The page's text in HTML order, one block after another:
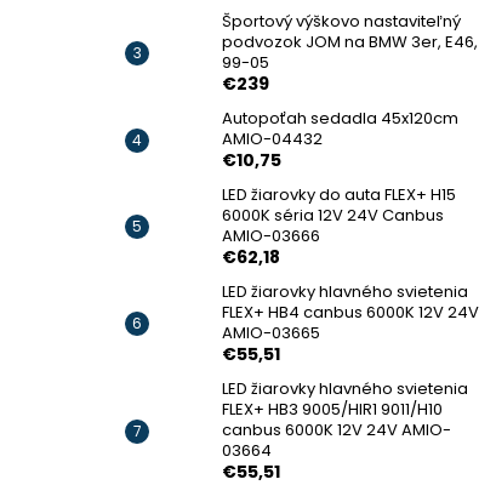
Športový výškovo nastaviteľný
podvozok JOM na BMW 3er, E46,
99-05
€239
Autopoťah sedadla 45x120cm
AMIO-04432
€10,75
LED žiarovky do auta FLEX+ H15
6000K séria 12V 24V Canbus
AMIO-03666
€62,18
LED žiarovky hlavného svietenia
FLEX+ HB4 canbus 6000K 12V 24V
AMIO-03665
€55,51
LED žiarovky hlavného svietenia
FLEX+ HB3 9005/HIR1 9011/H10
canbus 6000K 12V 24V AMIO-
03664
€55,51